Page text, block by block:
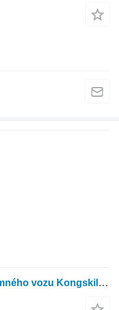
Hydraulisk gearskifte JF pro krmného vozu Kongskilde VM27